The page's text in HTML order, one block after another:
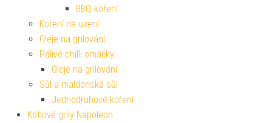
BBQ koření
Koření na uzení
Oleje na grilování
Pálivé chilli omáčky
Oleje na grilování
Sůl a maldonská sůl
Jednodruhové koření
Kotlové grily Napoleon